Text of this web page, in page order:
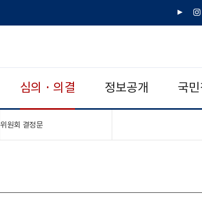
유
인
심의 · 의결 정보공개 국
위원회 결정문"접기,펼치기"